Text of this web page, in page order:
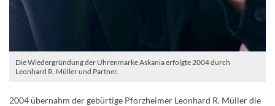
Die Wiedergründung der Uhrenmarke Askania erfolgte 2004 durch
Leonhard R. Müller und Partner.
2004 übernahm der gebürtige Pforzheimer Leonhard R. Müller die